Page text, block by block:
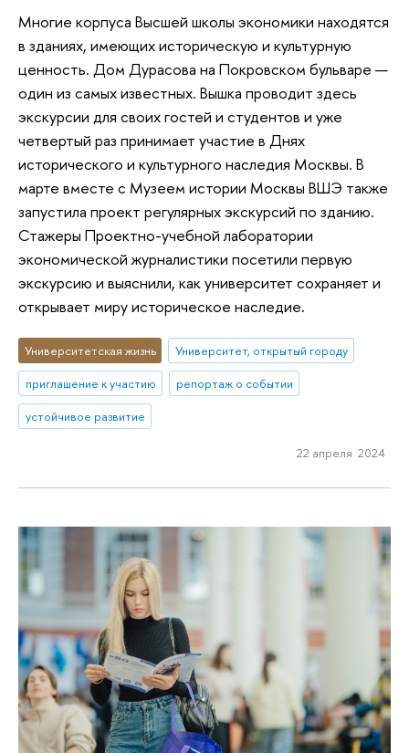
Многие корпуса Высшей школы экономики находятся
в зданиях, имеющих историческую и культурную
ценность. Дом Дурасова на Покровском бульваре —
один из самых известных. Вышка проводит здесь
экскурсии для своих гостей и студентов и уже
четвертый раз принимает участие в Днях
исторического и культурного наследия Москвы. В
марте вместе с Музеем истории Москвы ВШЭ также
запустила проект регулярных экскурсий по зданию.
Стажеры Проектно-учебной лаборатории
экономической журналистики посетили первую
экскурсию и выяснили, как университет сохраняет и
открывает миру историческое наследие.
Университетская жизнь
Университет, открытый городу
приглашение к участию
репортаж о событии
устойчивое развитие
22 апреля 2024